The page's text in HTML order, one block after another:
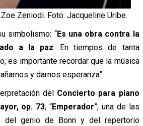
Zeniodi. Foto: Jacqueline Uribe.
simbolismo: “Es una obra contra la
a la paz. En tiempos de tanta
es importante recordar que la música
y darnos esperanza”.
del Concierto para piano
op. 73, “Emperador”, una de las
del genio de Bonn y del repertorio